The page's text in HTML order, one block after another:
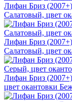
Лифан Бриз
Салатовый, цвет
Лифан Бриз
Салатовый, цвет
Лифан Бриз
цвет окантовки